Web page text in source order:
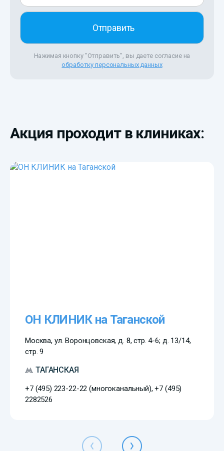
Нажимая кнопку "Отправить", вы даете согласие на
обработку персональных данных
Акция проходит в клиниках:
ОН КЛИНИК на Таганской
Москва, ул. Воронцовская, д. 8, стр. 4-6; д. 13/14,
стр. 9
ТАГАНСКАЯ
+7 (495) 223-22-22 (многоканальный), +7 (495)
2282526